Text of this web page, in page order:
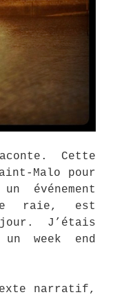
Cette
Malo pour
événement
raie, est
J’étais
week end
narratif,